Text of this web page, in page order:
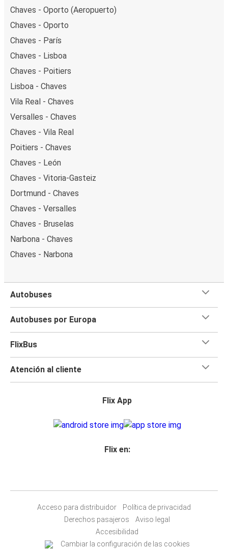
Chaves - Oporto (Aeropuerto)
Chaves - Oporto
Chaves - París
Chaves - Lisboa
Chaves - Poitiers
Lisboa - Chaves
Vila Real - Chaves
Versalles - Chaves
Chaves - Vila Real
Poitiers - Chaves
Chaves - León
Chaves - Vitoria-Gasteiz
Dortmund - Chaves
Chaves - Versalles
Chaves - Bruselas
Narbona - Chaves
Chaves - Narbona
Autobuses
Autobuses por Europa
FlixBus
Atención al cliente
Flix App
Flix en:
Acceso para distribuidor
Política de privacidad
Derechos pasajeros
Aviso legal
Accesibilidad
Cambiar la configuración de las cookies